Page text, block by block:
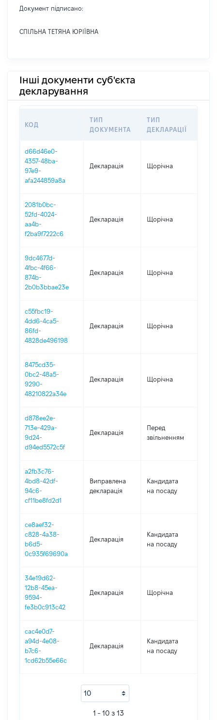
Документ підписано:
СПІЛЬНА ТЕТЯНА ЮРІЇВНА
Інші документи суб'єкта
декларування
КОД
ТИП
ДОКУМЕНТА
ТИП
ДЕКЛАРАЦІЇ
d66d46e0-
4357-48ba-
97e9-
afa244859a8a
Декларація Щорічна
2081b0bc-
52fd-4024-
aa4b-
f2ba9f7222c6
Декларація Щорічна
9dc4677d-
4fbc-4f66-
874b-
2b0b3bbae23e
Декларація Щорічна
c55fbc19-
4dd6-4ca5-
86fd-
4828de496198
Декларація Щорічна
8475cd35-
0bc2-48a5-
9290-
48210822a34e
Декларація Щорічна
d878ee2e-
713e-429a-
9d24-
d94ed5572c5f
Декларація
Перед
звільненням
a2fb3c76-
4bd8-42df-
94c6-
cf11be8fd2d1
Виправлена
декларація
Кандидата
на посаду
ce8aef32-
c828-4a38-
b6d5-
0c935f69690a
Декларація
Кандидата
на посаду
34e19d62-
12b8-45ea-
9594-
fe3b0c913c42
Декларація Щорічна
cac4e0d7-
a94d-4e08-
b7c6-
1cd62b55e66c
Декларація
Кандидата
на посаду
1 - 10 з 13